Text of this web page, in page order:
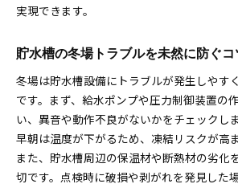
実現できます。
貯水槽の冬場トラブルを未然に防ぐコ
冬場は貯水槽設備にトラブルが発生しやす
です。まず、給水ポンプや圧力制御装置の
い、異音や動作不良がないかをチェックし
早朝は温度が下がるため、凍結リスクが高
また、貯水槽周辺の保温材や断熱材の劣化
切です。点検時に破損や剥がれを発見した